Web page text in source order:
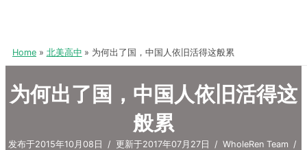
Home 北美高中 为何出了国，中国人依旧活得这般累
为何出了国，中国人依旧活得这
般累
发布于2015年10月08日 / 更新于2017年07月27日 / WholeRen Team /